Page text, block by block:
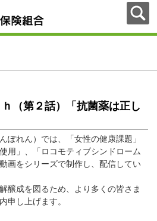
（第２話）「抗菌薬は正し
れん）では、「女性の健康課題」
用」、「ロコモティブシンドローム
画をシリーズで制作し、配信してい
醸成を図るため、より多くの皆さま
申し上げます。